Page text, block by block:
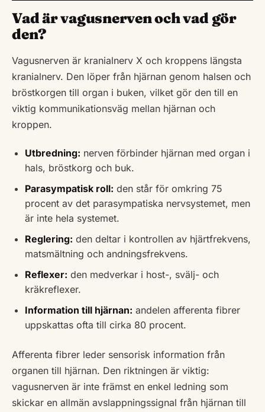
Vad är vagusnerven och vad gör
den?
Vagusnerven är kranialnerv X och kroppens längsta
kranialnerv. Den löper från hjärnan genom halsen och
bröstkorgen till organ i buken, vilket gör den till en
viktig kommunikationsväg mellan hjärnan och
kroppen.
Utbredning: nerven förbinder hjärnan med organ i
hals, bröstkorg och buk.
Parasympatisk roll: den står för omkring 75
procent av det parasympatiska nervsystemet, men
är inte hela systemet.
Reglering: den deltar i kontrollen av hjärtfrekvens,
matsmältning och andningsfrekvens.
Reflexer: den medverkar i host-, svälj- och
kräkreflexer.
Information till hjärnan: andelen afferenta fibrer
uppskattas ofta till cirka 80 procent.
Afferenta fibrer leder sensorisk information från
organen till hjärnan. Den riktningen är viktig:
vagusnerven är inte främst en enkel ledning som
skickar en allmän avslappningssignal från hjärnan till